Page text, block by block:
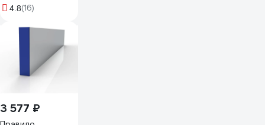
НАШБРИГАДИР
ребра жёсткости
22174125B
4.8(16)
3 577 ₽